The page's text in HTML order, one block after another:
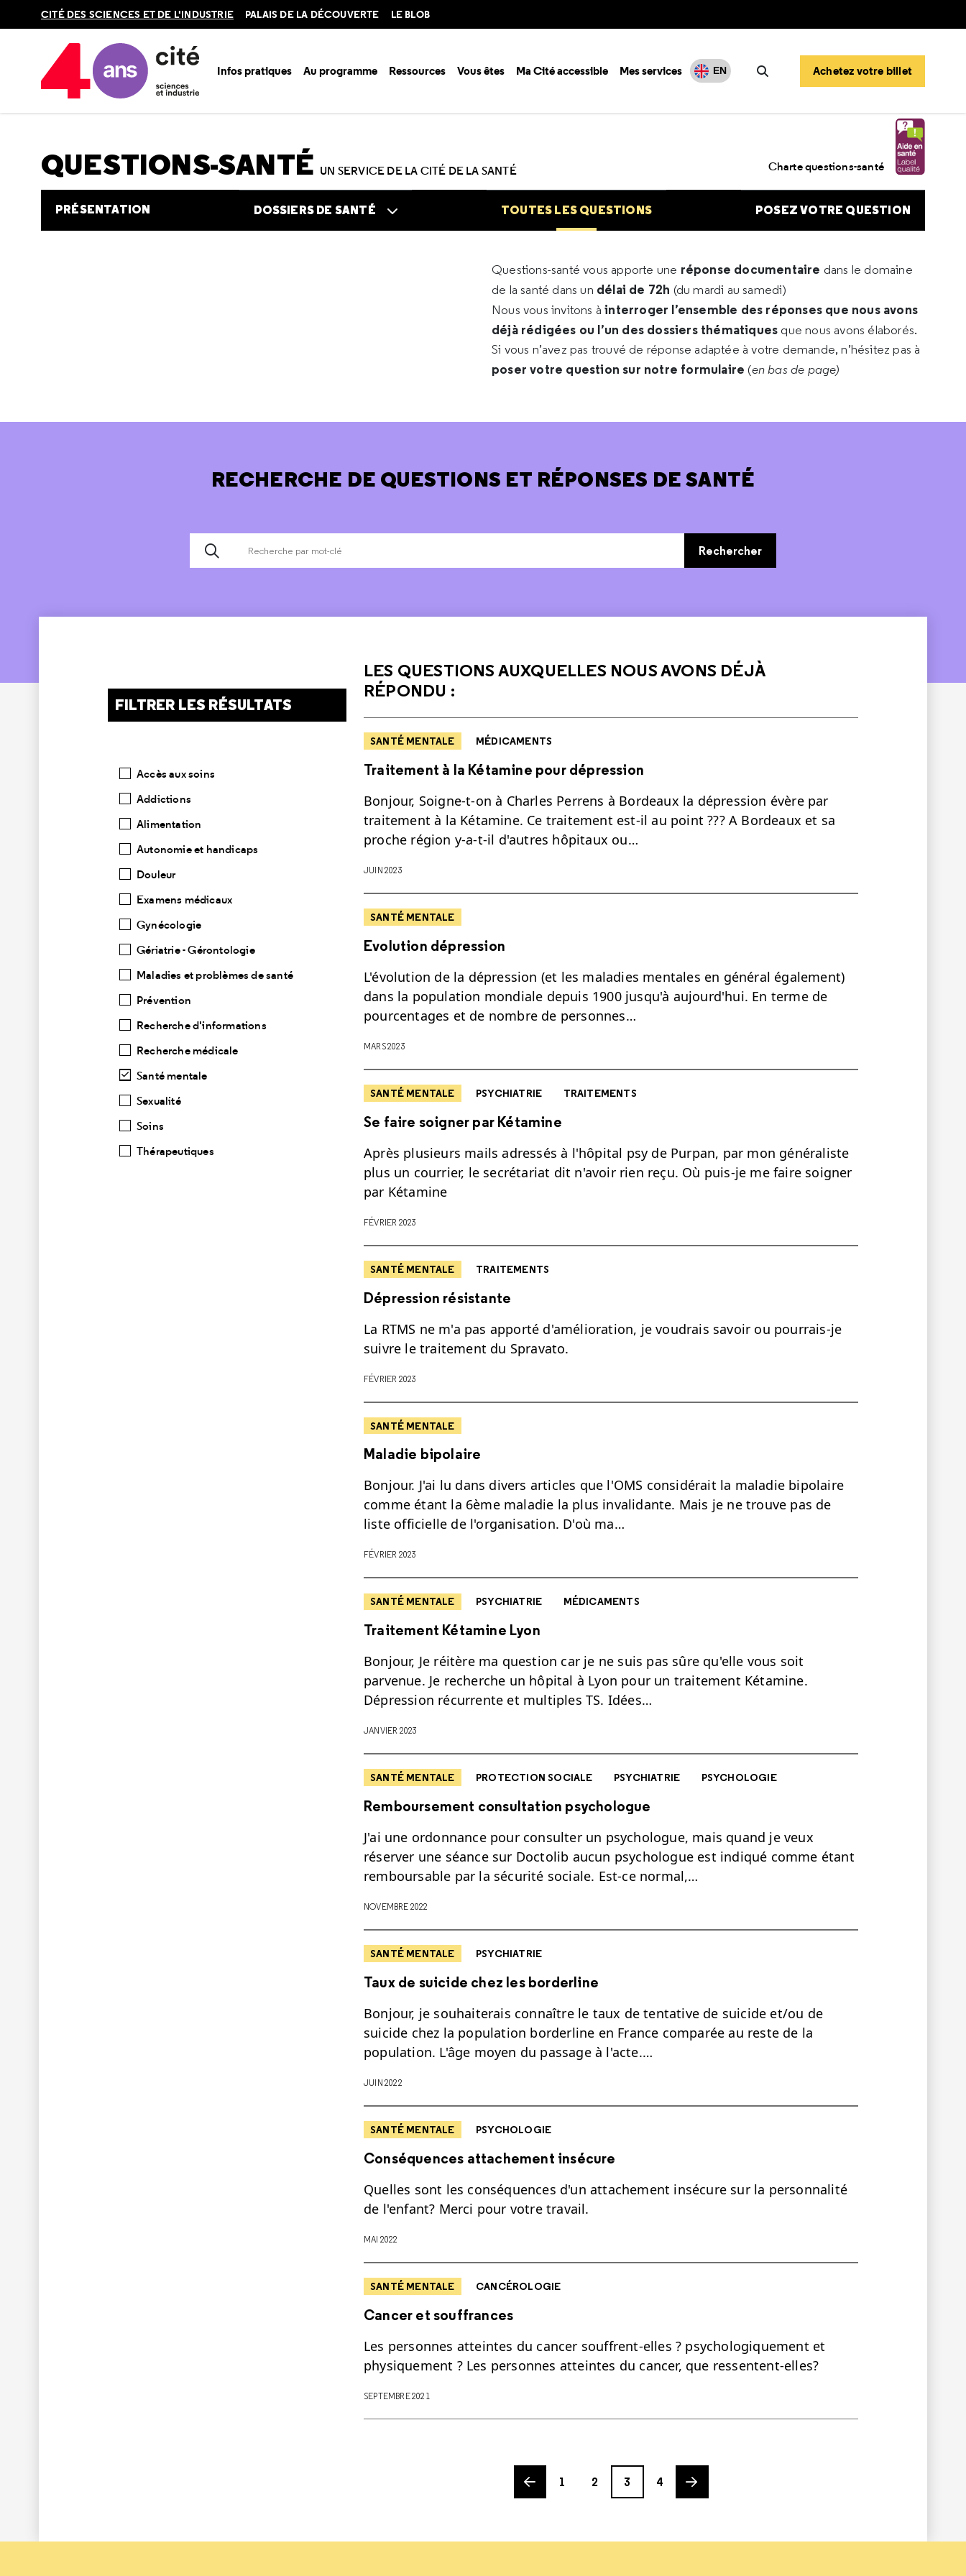
en
CITÉ DES SCIENCES ET DE L'INDUSTRIE PALAIS DE LA DÉCOUVERTE LE BLOB
Infos pratiques Au programme Ressources Vous êtes Ma Cité accessible Mes services EN
Rechercher
Achetez votre billet
Accueil Au programme
QUESTIONS-SANTÉ UN SERVICE DE LA CITÉ DE LA SANTÉ Charte questions-santé
PRÉSENTATION DOSSIERS DE SANTÉ TOUTES LES QUESTIONS POSEZ VOTRE QUESTION
Questions-santé vous apporte une réponse documentaire dans le domaine
de la santé dans un délai de 72h (du mardi au samedi)
Nous vous invitons àinterroger l’ensemble des réponses que nous avons
déjà rédigées ou l’un des dossiers thématiques que nous avons élaborés.
Si vous n’avez pas trouvé de réponse adaptée à votre demande, n’hésitez pas à
poser votre question sur notre formulaire (en bas de page)
RECHERCHE DE QUESTIONS ET RÉPONSES DE SANTÉ
Rechercher
FILTRER LES RÉSULTATS
Accès aux soins
Addictions
Alimentation
Autonomie et handicaps
Douleur
Examens médicaux
Gynécologie
Gériatrie - Gérontologie
Maladies et problèmes de santé
Prévention
Recherche d'informations
Recherche médicale
Santé mentale
Sexualité
Soins
Thérapeutiques
LES QUESTIONS AUXQUELLES NOUS AVONS DÉJÀ
RÉPONDU :
SANTÉ MENTALE MÉDICAMENTS
Traitement à la Kétamine pour dépression
Bonjour, Soigne-t-on à Charles Perrens à Bordeaux la dépression évère par
traitement à la Kétamine. Ce traitement est-il au point ??? A Bordeaux et sa
proche région y-a-t-il d'autres hôpitaux ou…
JUIN 2023
SANTÉ MENTALE
Evolution dépression
L'évolution de la dépression (et les maladies mentales en général également)
dans la population mondiale depuis 1900 jusqu'à aujourd'hui. En terme de
pourcentages et de nombre de personnes…
MARS 2023
SANTÉ MENTALE PSYCHIATRIE TRAITEMENTS
Se faire soigner par Kétamine
Après plusieurs mails adressés à l'hôpital psy de Purpan, par mon généraliste
plus un courrier, le secrétariat dit n'avoir rien reçu. Où puis-je me faire soigner
par Kétamine
FÉVRIER 2023
SANTÉ MENTALE TRAITEMENTS
Dépression résistante
La RTMS ne m'a pas apporté d'amélioration, je voudrais savoir ou pourrais-je
suivre le traitement du Spravato.
FÉVRIER 2023
SANTÉ MENTALE
Maladie bipolaire
Bonjour. J'ai lu dans divers articles que l'OMS considérait la maladie bipolaire
comme étant la 6ème maladie la plus invalidante. Mais je ne trouve pas de
liste officielle de l'organisation. D'où ma…
FÉVRIER 2023
SANTÉ MENTALE PSYCHIATRIE MÉDICAMENTS
Traitement Kétamine Lyon
Bonjour, Je réitère ma question car je ne suis pas sûre qu'elle vous soit
parvenue. Je recherche un hôpital à Lyon pour un traitement Kétamine.
Dépression récurrente et multiples TS. Idées…
JANVIER 2023
SANTÉ MENTALE PROTECTION SOCIALE PSYCHIATRIE PSYCHOLOGIE
Remboursement consultation psychologue
J'ai une ordonnance pour consulter un psychologue, mais quand je veux
réserver une séance sur Doctolib aucun psychologue est indiqué comme étant
remboursable par la sécurité sociale. Est-ce normal,…
NOVEMBRE 2022
SANTÉ MENTALE PSYCHIATRIE
Taux de suicide chez les borderline
Bonjour, je souhaiterais connaître le taux de tentative de suicide et/ou de
suicide chez la population borderline en France comparée au reste de la
population. L'âge moyen du passage à l'acte.…
JUIN 2022
SANTÉ MENTALE PSYCHOLOGIE
Conséquences attachement insécure
Quelles sont les conséquences d'un attachement insécure sur la personnalité
de l'enfant? Merci pour votre travail.
MAI 2022
SANTÉ MENTALE CANCÉROLOGIE
Cancer et souffrances
Les personnes atteintes du cancer souffrent-elles ? psychologiquement et
physiquement ? Les personnes atteintes du cancer, que ressentent-elles?
SEPTEMBRE 2021
Previous page
1
2
Page
3
Page
4
Next page